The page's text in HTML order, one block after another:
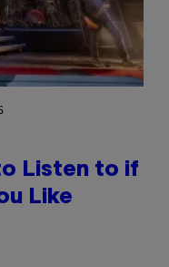
Listen to if
Like